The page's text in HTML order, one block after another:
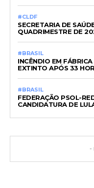
#CLDF
SECRETARIA DE
QUADRIMESTRE DE
#BRASIL
INCÊNDIO EM
EXTINTO APÓS 33
#BRASIL
FEDERAÇÃO PSOL-
CANDIDATURA DE
-